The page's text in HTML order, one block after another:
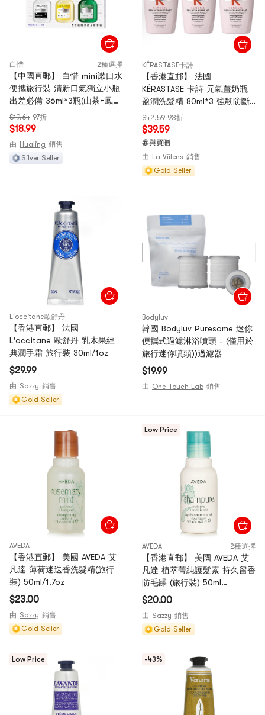
白惜 2種選擇
【中國直郵】 白惜 mini漱口水
便攜旅行裝 清新口氣獨立小瓶
出差必備 36ml*3瓶(山茶+鳳梨
+龍井)
$19.64 97折
$18.99
由 Hualing 銷售
Silver Seller
KÉRASTASE卡詩
【香港直郵】 法國
KÉRASTASE 卡詩 元氣薑奶瓶
盈潤洗髮精 80ml*3 強韌防斷
發 控油清潔 保濕滋養 旅行套
裝
$42.59 93折
$39.59
參與買贈
由 La Viilens 銷售
Gold Seller
L'occitane歐舒丹
【香港直郵】 法國
L'occitane 歐舒丹 乳木果經
典潤手霜 旅行裝 30ml/1oz
$29.99
由 Sazzy 銷售
Gold Seller
Bodyluv
韓國 Bodyluv Puresome 迷你
便攜式過濾淋浴噴頭 - (僅用於
旅行迷你噴頭))過濾器
$19.99
由 One Touch Lab 銷售
AVEDA
【香港直郵】 美國 AVEDA 艾
凡達 薄荷迷迭香洗髮精(旅行
裝) 50ml/1.7oz
$23.00
由 Sazzy 銷售
Gold Seller
Low Price
AVEDA 2種選擇
【香港直郵】 美國 AVEDA 艾
凡達 植萃菁純護髮素 持久留香
防毛躁 (旅行裝) 50ml
50ml/1.7oz
$20.00
由 Sazzy 銷售
Gold Seller
Low Price -43%